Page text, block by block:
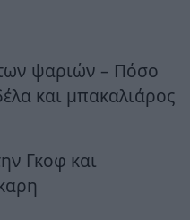
των ψαριών – Πόσο
και μπακαλιάρος
Γκοφ και